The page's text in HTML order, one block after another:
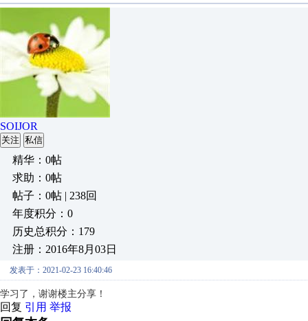
SOIJOR
关注 私信
精华：0帖
求助：0帖
帖子：0帖 | 238回
年度积分：0
历史总积分：179
注册：2016年8月03日
发表于：2021-02-23 16:40:46
学习了，谢谢楼主分享！
回复 引用 举报